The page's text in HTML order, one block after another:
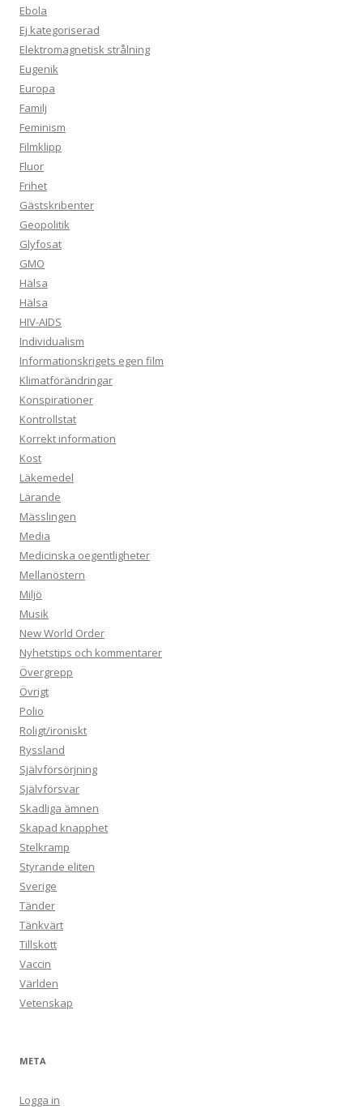
Ebola
Ej kategoriserad
Elektromagnetisk strålning
Eugenik
Europa
Familj
Feminism
Filmklipp
Fluor
Frihet
Gästskribenter
Geopolitik
Glyfosat
GMO
Hälsa
Hälsa
HIV-AIDS
Individualism
Informationskrigets egen film
Klimatförändringar
Konspirationer
Kontrollstat
Korrekt information
Kost
Läkemedel
Lärande
Mässlingen
Media
Medicinska oegentligheter
Mellanöstern
Miljö
Musik
New World Order
Nyhetstips och kommentarer
Övergrepp
Övrigt
Polio
Roligt/ironiskt
Ryssland
Självförsörjning
Självförsvar
Skadliga ämnen
Skapad knapphet
Stelkramp
Styrande eliten
Sverige
Tänder
Tänkvärt
Tillskott
Vaccin
Världen
Vetenskap
META
Logga in